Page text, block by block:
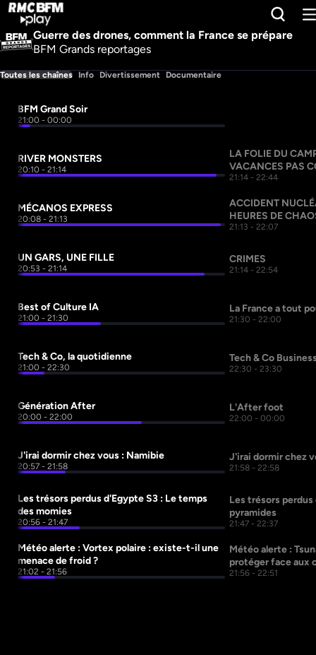
Guerre des drones, comment la France se prépare
BFM Grands reportages
Toutes les chaînes Info Divertissement Documentaire
BFM Grand Soir
21:00 - 00:00
RIVER MONSTERS
20:10 - 21:14
LA FOLIE DU
VACANCES PAS
21:14 - 22:44
MÉCANOS EXPRESS
20:08 - 21:13
ACCIDENT
HEURES DE
21:13 - 22:07
UN GARS, UNE FILLE
20:53 - 21:14
CRIMES
21:14 - 22:54
Best of Culture IA
21:00 - 21:30
La France a tout
21:30 - 22:00
Tech & Co, la quotidienne
21:00 - 22:30
Tech & Co
22:30 - 23:30
Génération After
20:00 - 22:00
L'After foot
22:00 - 00:00
J'irai dormir chez vous : Namibie
20:57 - 21:58
J'irai dormir chez
21:58 - 22:58
Les trésors perdus d'Egypte S3 : Le temps
des momies
20:56 - 21:47
Les trésors
pyramides
21:47 - 22:37
Météo alerte : Vortex polaire : existe-t-il une
menace de froid ?
21:02 - 21:56
Météo alerte :
protéger face aux
21:56 - 22:51